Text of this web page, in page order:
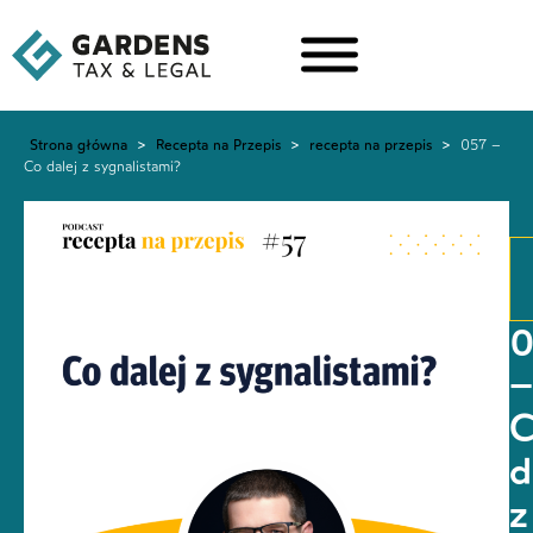
Strona główna > Recepta na Przepis > recepta na przepis >
057 –
Co dalej z sygnalistami?
–
z